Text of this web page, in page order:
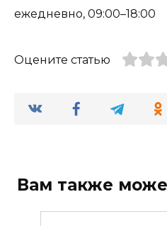
ежедневно, 09:00–18:00
Оцените статью
Вам также